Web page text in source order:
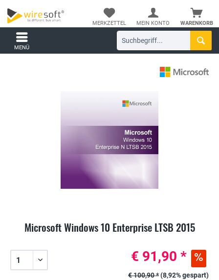
WARENKORB
MERKZETTEL MEIN KONTO
MENÜ
Microsoft Windows 10 Enterprise LTSB 2015
€ 91,90 *
€ 100,90 *(8,92% gespart)